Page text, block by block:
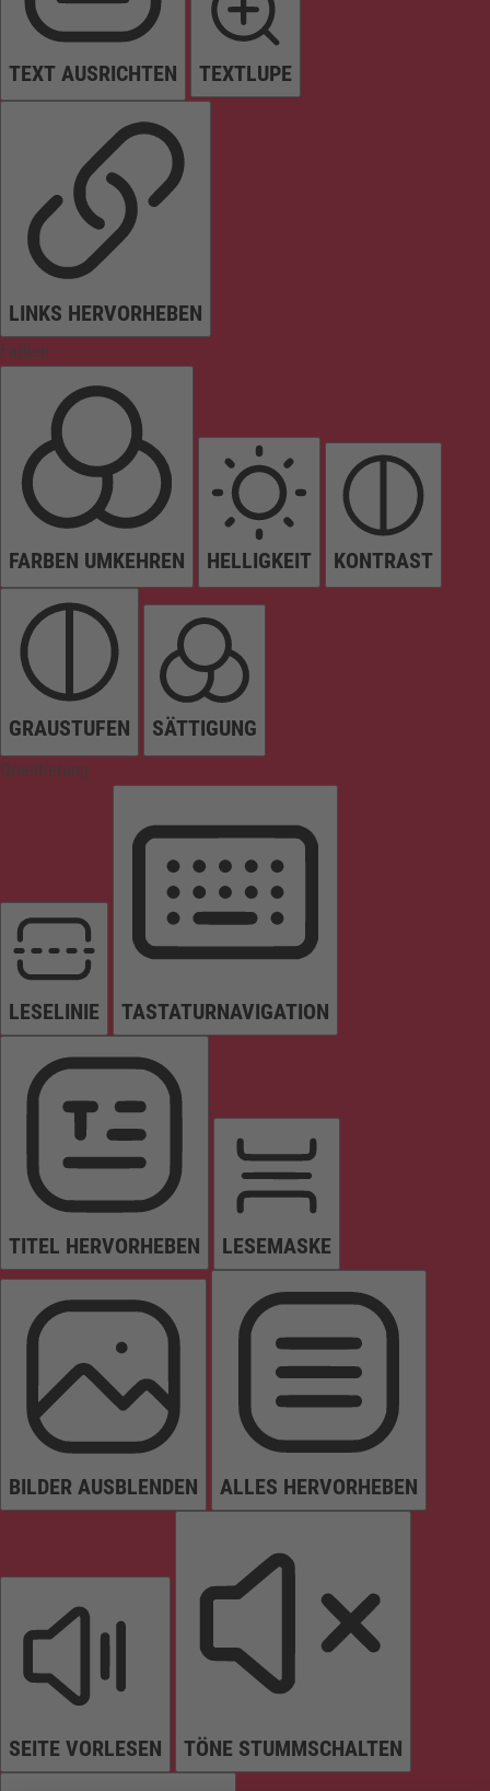
TEXT AUSRICHTEN TEXTLUPE
LINKS HERVORHEBEN
Farben
FARBEN UMKEHREN HELLIGKEIT KONTRAST
GRAUSTUFEN SÄTTIGUNG
Orientierung
LESELINIE TASTATURNAVIGATION
TITEL HERVORHEBEN LESEMASKE
BILDER AUSBLENDEN ALLES HERVORHEBEN
SEITE VORLESEN TÖNE STUMMSCHALTEN